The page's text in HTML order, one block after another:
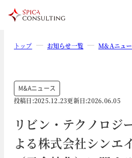
トップ お知らせ一覧 M&Aニュ
M&Aニュース
投稿日:2025.12.23更新日:2026.06.05
リビン・テクノロジ
よる株式会社シンエ